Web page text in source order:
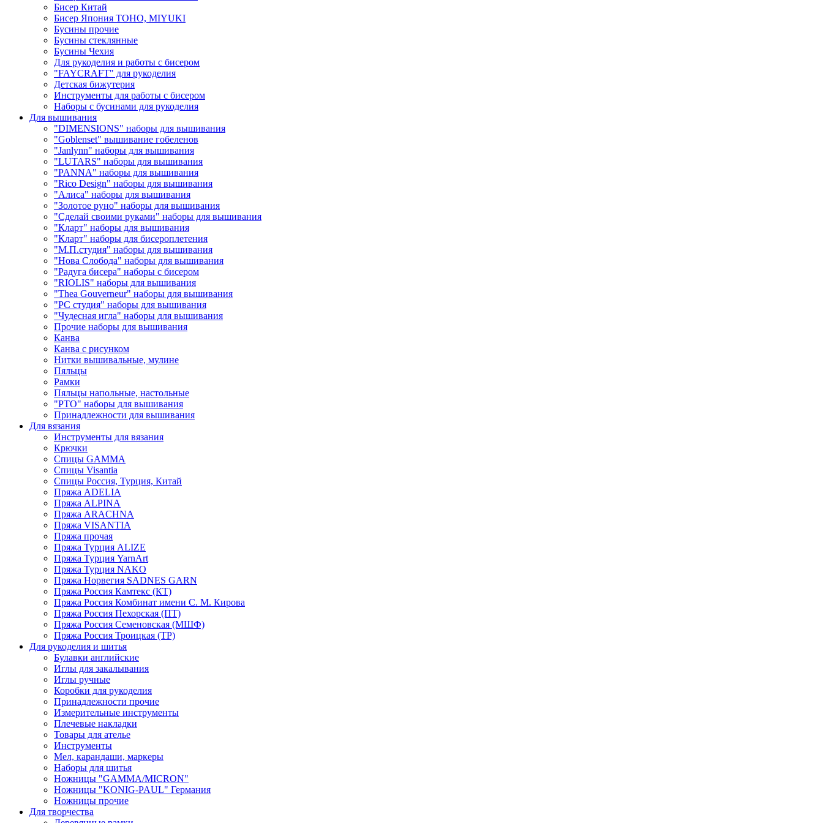
Бисер Китай
Бисер Япония TOHO, MIYUKI
Бусины прочие
Бусины стеклянные
Бусины Чехия
Для рукоделия и работы с бисером
"FAYCRAFT" для рукоделия
Детская бижутерия
Инструменты для работы с бисером
Наборы с бусинами для рукоделия
Для вышивания
"DIMENSIONS" наборы для вышивания
"Goblenset" вышивание гобеленов
"Janlynn" наборы для вышивания
"LUTARS" наборы для вышивания
"PANNA" наборы для вышивания
"Rico Design" наборы для вышивания
"Алиса" наборы для вышивания
"Золотое руно" наборы для вышивания
"Сделай своими руками" наборы для вышивания
"Кларт" наборы для вышивания
"Кларт" наборы для бисероплетения
"М.П.студия" наборы для вышивания
"Нова Слобода" наборы для вышивания
"Радуга бисера" наборы с бисером
"RIOLIS" наборы для вышивания
"Thea Gouverneur" наборы для вышивания
"РС студия" наборы для вышивания
"Чудесная игла" наборы для вышивания
Прочие наборы для вышивания
Канва
Канва с рисунком
Нитки вышивальные, мулине
Пяльцы
Рамки
Пяльцы напольные, настольные
"РТО" наборы для вышивания
Принадлежности для вышивания
Для вязания
Инструменты для вязания
Крючки
Спицы GAMMA
Спицы Visantia
Спицы Россия, Турция, Китай
Пряжа ADELIA
Пряжа ALPINA
Пряжа ARACHNA
Пряжа VISANTIA
Пряжа прочая
Пряжа Турция ALIZE
Пряжа Турция YarnArt
Пряжа Турция NAKO
Пряжа Норвегия SADNES GARN
Пряжа Россия Камтекс (КТ)
Пряжа Россия Комбинат имени С. М. Кирова
Пряжа Россия Пехорская (ПТ)
Пряжа Россия Семеновская (МШФ)
Пряжа Россия Троицкая (ТР)
Для рукоделия и шитья
Булавки английские
Иглы для закалывания
Иглы ручные
Коробки для рукоделия
Принадлежности прочие
Измерительные инструменты
Плечевые накладки
Товары для ателье
Инструменты
Мел, карандаши, маркеры
Наборы для шитья
Ножницы "GAMMA/MICRON"
Ножницы "KONIG-PAUL" Германия
Ножницы прочие
Для творчества